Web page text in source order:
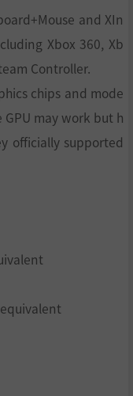
and XIn
Xbox 360, Xb
Controller.
chips and mode
may work but h
officially supported
equivalent